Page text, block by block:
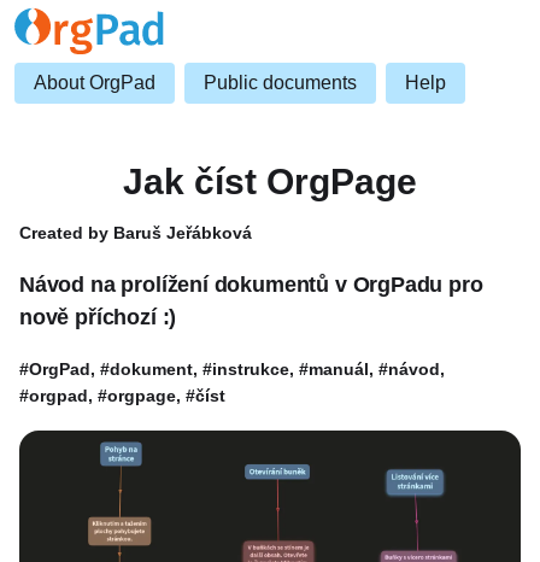
About OrgPad Public documents Help
Jak číst OrgPage
Created by Baruš Jeřábková
Návod na prolížení dokumentů v OrgPadu pro
nově příchozí :)
#OrgPad, #dokument, #instrukce, #manuál, #návod,
#orgpad, #orgpage, #číst